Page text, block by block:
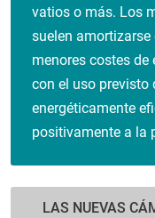
vatios o más. Los
suelen
menores costes
con el uso previsto
energéticamente
positivamente a la
LAS NUEVAS